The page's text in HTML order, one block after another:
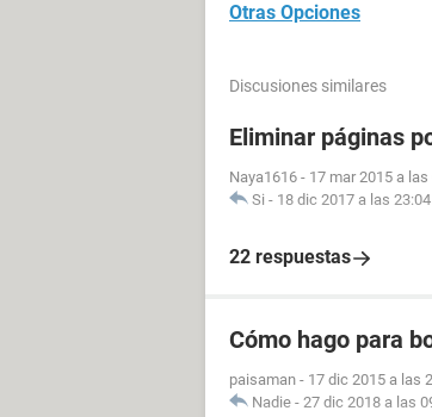
Otras Opciones
Discusiones similares
Eliminar páginas
Naya1616 - 17 mar 2015 a las
Si - 18 dic 2017 a las 23:04
22 respuestas
Cómo hago para
paisaman - 17 dic 2015 a las
Nadie - 27 dic 2018 a las